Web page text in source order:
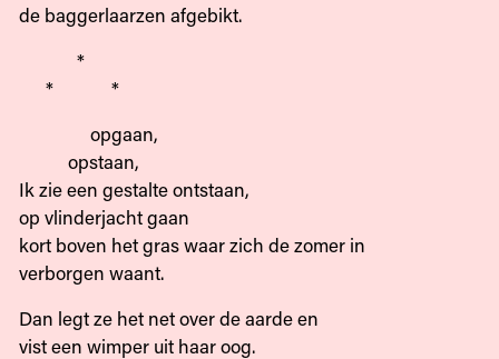
de baggerlaarzen afgebikt.
*
* *
opgaan,
opstaan,
Ik zie een gestalte ontstaan,
op vlinderjacht gaan
kort boven het gras waar zich de zomer in
verborgen waant.
Dan legt ze het net over de aarde en
vist een wimper uit haar oog.